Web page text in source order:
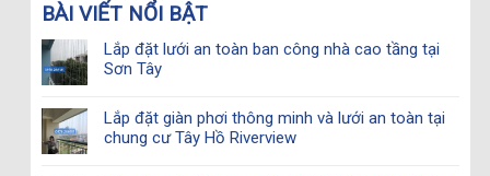
BÀI VIẾT NỔI BẬT
Lắp đặt lưới an toàn ban công nhà cao tầng tại
Sơn Tây
Lắp đặt giàn phơi thông minh và lưới an toàn tại
chung cư Tây Hồ Riverview